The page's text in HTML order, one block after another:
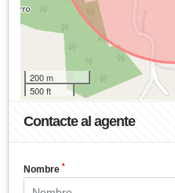
200 m
500 ft
Contacte al agente
Nombre *